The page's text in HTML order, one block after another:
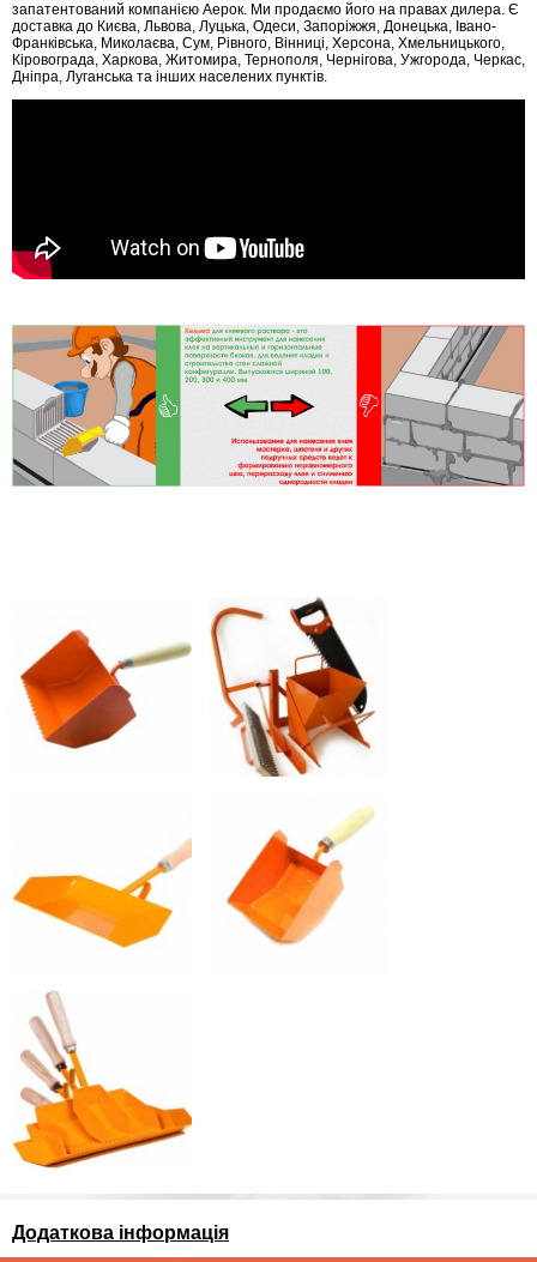
запатентований компанією Аерок. Ми продаємо його на правах дилера. Є
доставка до Києва, Львова, Луцька, Одеси, Запоріжжя, Донецька, Івано-
Франківська, Миколаєва, Сум, Рівного, Вінниці, Херсона, Хмельницького,
Кіровограда, Харкова, Житомира, Тернополя, Чернігова, Ужгорода, Черкас,
Дніпра, Луганська та інших населених пунктів.
Додаткова інформація